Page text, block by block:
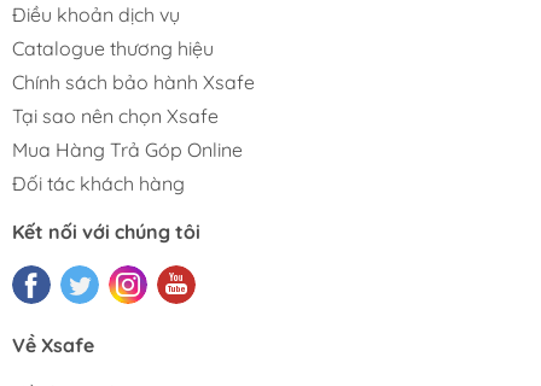
Điều khoản dịch vụ
Catalogue thương hiệu
Chính sách bảo hành Xsafe
Tại sao nên chọn Xsafe
Mua Hàng Trả Góp Online
Đối tác khách hàng
Kết nối với chúng tôi
Về Xsafe